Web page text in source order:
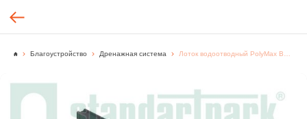
Благоустройство Дренажная система